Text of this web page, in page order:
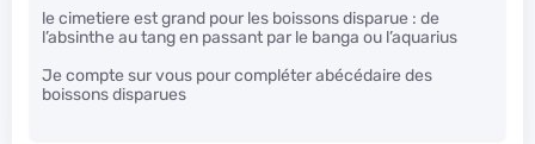
le cimetiere est grand pour les boissons disparue : de
l’absinthe au tang en passant par le banga ou l’aquarius
Je compte sur vous pour compléter abécédaire des
boissons disparues